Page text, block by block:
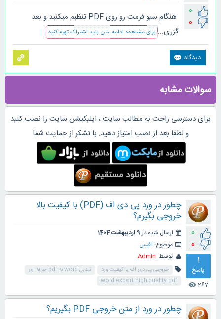
0
0
هنگام سیو فرمت رو روی PDF تنظیم میکنید و بعد
گزری... برای مشاهده ادامه متن باید اشتراک تهیه کنید
سوالات مشابه
برای دسترسی راحت به مطالب سایت ، اپلیکیشن سایت را نصب کنید
و لطفا بعد از نصب امتیاز دهید. با تشکر از حمایت شما
0
0
1
پاسخ
267
visibility
چطور در ورد پی دی اف (PDF) با کیفیت بالا
خروجی بگیرم؟
ارسال شده در9 اردیبهشت 1404
موضوع: آفیس
توسط: Admin
خروجی پی دی اف با کیفیت ورد
تبدیل word به pdf حرفه ای
word export high quality pdf
چطور در ورد از متن خروجی PDF بگیریم؟